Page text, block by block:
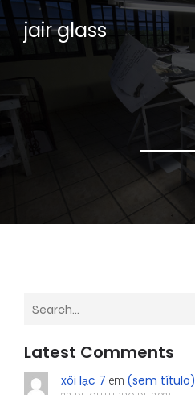
jair glass
Latest Comments
xôi lạc 7 em (sem título)